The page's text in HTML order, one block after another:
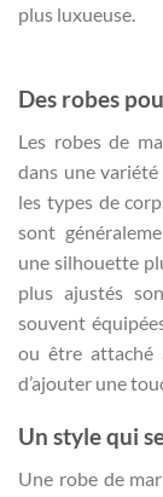
plus luxueuse.
Des robes
Les robes de
dans une
les types de
sont
une silhouette
plus ajustés
souvent
ou être attaché
d’ajouter une
Un style qui
Une robe de